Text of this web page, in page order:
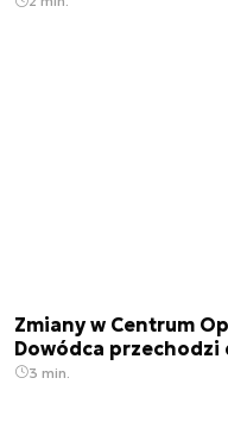
Zmiany w Centrum
Dowódca przechodzi
3 min.